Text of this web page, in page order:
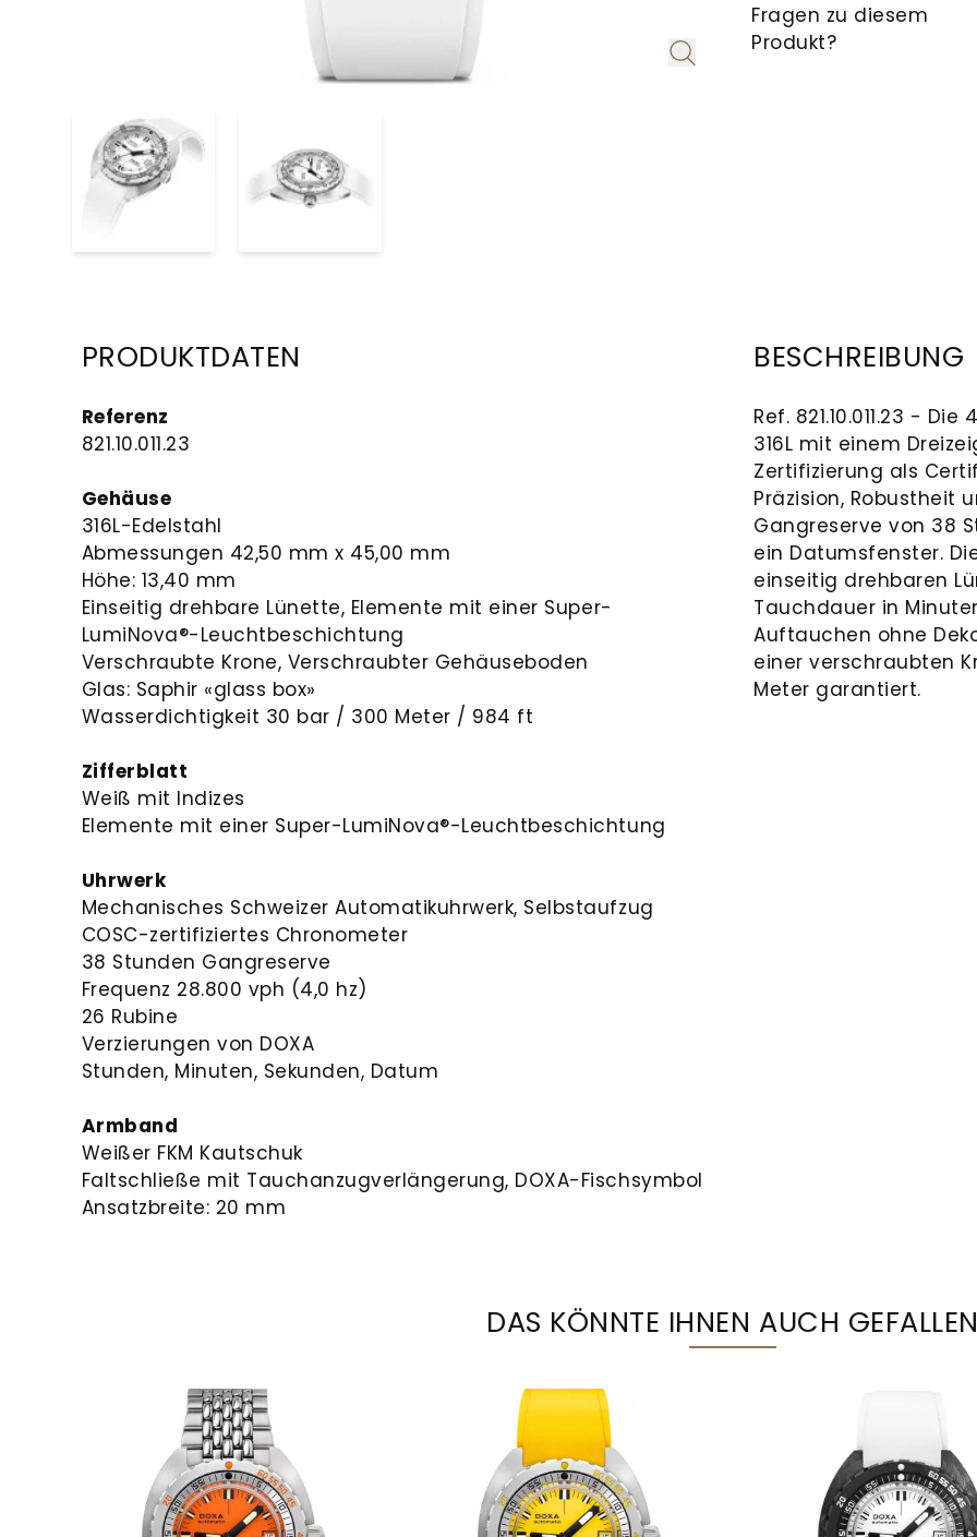
Fragen zu diesem
Produkt?
PRODUKTDATEN
Referenz
821.10.011.23
Gehäuse
316L-Edelstahl
Abmessungen 42,50 mm x 45,00 mm
Höhe: 13,40 mm
Einseitig drehbare Lünette, Elemente mit einer Super-
LumiNova®-Leuchtbeschichtung
Verschraubte Krone, Verschraubter Gehäuseboden
Glas: Saphir «glass box»
Wasserdichtigkeit 30 bar / 300 Meter / 984 ft
Zifferblatt
Weiß mit Indizes
Elemente mit einer Super-LumiNova®-Leuchtbeschichtung
Uhrwerk
Mechanisches Schweizer Automatikuhrwerk, Selbstaufzug
COSC-zertifiziertes Chronometer
38 Stunden Gangreserve
Frequenz 28.800 vph (4,0 hz)
26 Rubine
Verzierungen von DOXA
Stunden, Minuten, Sekunden, Datum
Armband
Weißer FKM Kautschuk
Faltschließe mit Tauchanzugverlängerung, DOXA-Fischsymbol
Ansatzbreite: 20 mm
BESCHREIBUNG
Ref. 821.10.011.23 -
316L mit einem
Zertifizierung als
Präzision, Robustheit
Gangreserve von 38
ein Datumsfenster.
einseitig drehbaren
Tauchdauer in
Auftauchen ohne
einer verschraubten
Meter garantiert.
DAS KÖNNTE IHNEN AUCH